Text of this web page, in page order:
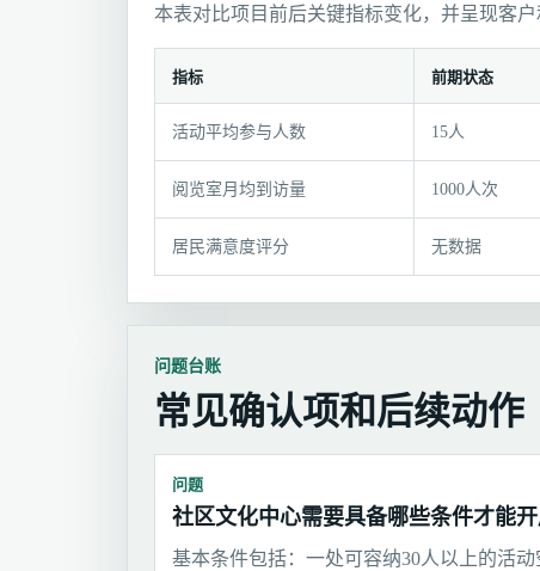
本表对比项目前后关键指标变化，并呈现客
结
指标 前期状态
活动平均参与人数 15人
阅览室月均到访量 1000人次
居民满意度评分 无数据
问题台账
常见确认项和后续动作
问题
社区文化中心需要具备哪些条件才能开
基本条件包括：一处可容纳30人以上的活